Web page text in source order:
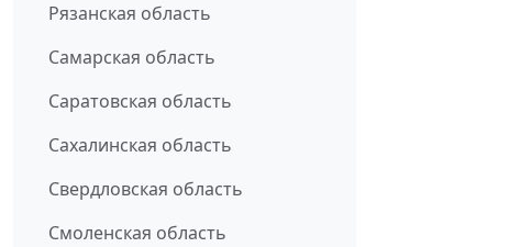
Рязанская область
Самарская область
Саратовская область
Сахалинская область
Свердловская область
Смоленская область